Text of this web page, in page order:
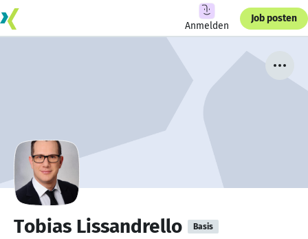
Anmelden
Job posten
Tobias Lissandrello Basis